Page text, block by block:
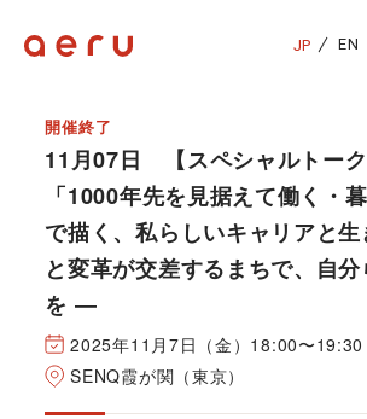
JP EN
開催終了
11月07日 【スペシャルトーク
「1000年先を見据えて働く・
で描く、私らしいキャリアと
と変革が交差するまちで、自
を ―
2025年11月7日（金）18:00〜19:30
SENQ霞が関（東京）